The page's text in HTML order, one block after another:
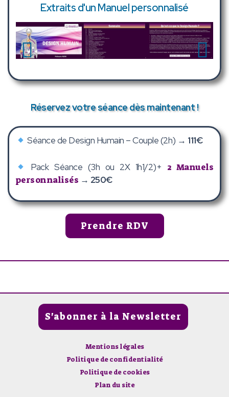
Extraits d'un Manuel personnalisé
P
r
é
céd
e
n
t
S
u
i
v
a
n
t
Réservez votre séance dès maintenant !
Séance de Design Humain – Couple (2h) → 111€
Pack Séance (3h ou 2X 1h1/2)+ 2 Manuels
personnalisés → 250€
Prendre RDV
S'abonner à la Newsletter
Mentions légales
Politique de confidentialité
Politique de cookies
Plan du site